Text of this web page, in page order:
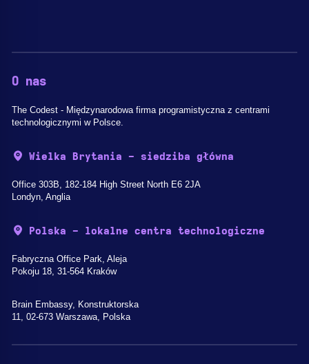
O nas
The Codest - Międzynarodowa firma programistyczna z centrami
technologicznymi w Polsce.
Wielka Brytania - siedziba główna
Office 303B, 182-184 High Street North E6 2JA
Londyn, Anglia
Polska - lokalne centra technologiczne
Fabryczna Office Park, Aleja
Pokoju 18, 31-564 Kraków
Brain Embassy, Konstruktorska
11, 02-673 Warszawa, Polska